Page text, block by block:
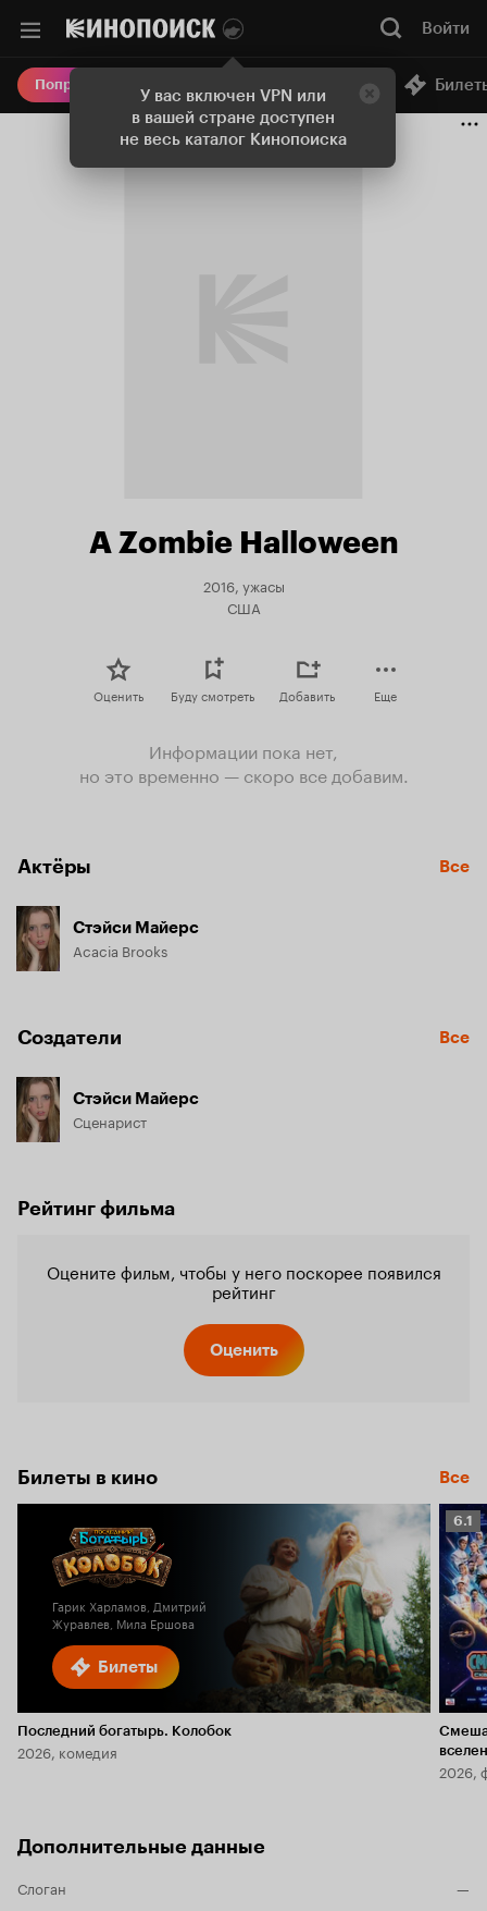
У вас включен VPN или
в вашей стране доступен
не весь каталог Кинопоиска
Войти
Попробовать Плюс Онлайн-кинотеатр
A Zombie Halloween
2016, ужасы
США
Оценить Буду смотреть Добавить Еще
Информации пока нет,
но это временно — скоро все добавим.
Актёры Все
Стэйси Майерс
Acacia Brooks
Создатели Все
Стэйси Майерс
Сценарист
Рейтинг фильма
Оцените фильм, чтобы у него поскорее появился
рейтинг
Оценить
Билеты в кино Все
Билеты
Гарик Харламов, Дмитрий
Журавлев, Мила Ершова
Последний богатырь. Колобок
2026, комедия
6.1
6.1
2026,
Дополнительные данные
Слоган —